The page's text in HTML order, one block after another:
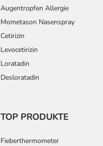
Augentropfen Allergie
Mometason Nasenspray
Cetirizin
Levocetirizin
Loratadin
Desloratadin
TOP PRODUKTE
Fieberthermometer